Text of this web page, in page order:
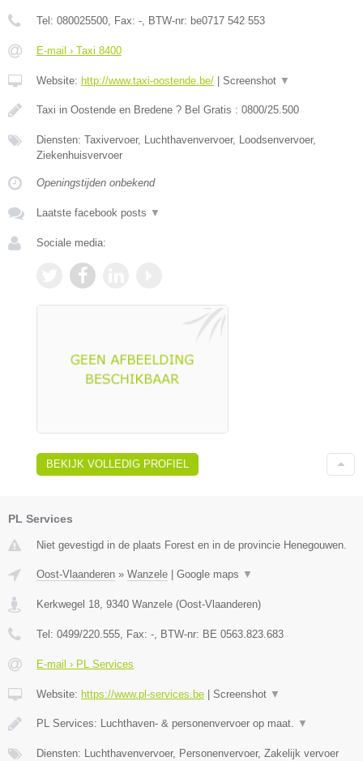
Tel: 080025500, Fax: -, BTW-nr: be0717 542 553
E-mail › Taxi 8400
Website: http://www.taxi-oostende.be/ Screenshot ▼
Taxi in Oostende en Bredene ? Bel Gratis : 0800/25.500
Diensten: Taxivervoer, Luchthavenvervoer, Loodsenvervoer,
Ziekenhuisvervoer
Openingstijden onbekend
Laatste facebook posts ▼
Sociale media:
BEKIJK VOLLEDIG PROFIEL
PL Services
Niet gevestigd in de plaats Forest en in de provincie Henegouwen.
Oost-Vlaanderen » Wanzele | Google maps ▼
Kerkwegel 18 9340 Wanzele (Oost-Vlaanderen)
Tel: 0499/220.555 , Fax: - , BTW-nr: BE 0563.823.683
E-mail › PL Services
Website: https://www.pl-services.be | Screenshot ▼
PL Services: Luchthaven- & personenvervoer op maat. ▼
Diensten: Luchthavenvervoer, Personenvervoer, Zakelijk vervoer